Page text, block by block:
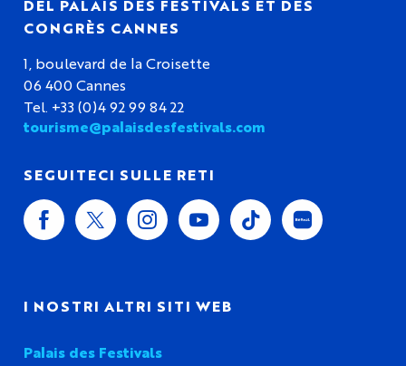
DEL PALAIS DES FESTIVALS ET DES
CONGRÈS CANNES
1, boulevard de la Croisette
06 400 Cannes
Tel. +33 (0)4 92 99 84 22
tourisme@palaisdesfestivals.com
SEGUITECI SULLE RETI
I NOSTRI ALTRI SITI WEB
Palais des Festivals